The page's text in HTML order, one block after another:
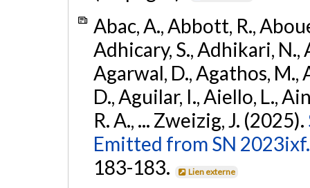
Abac, A., Abbott, R.,
Adhicary, S., Adhikari, N.,
Agarwal, D., Agathos, M.,
D., Aguilar, I., Aiello, L.,
R. A., ... Zweizig, J. (2025).
Emitted from SN 2023ixf.
183-183.
Lien externe